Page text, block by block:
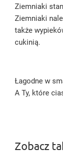
Ziemniaki
Ziemniaki
także
cukinią.
Łagodne w
A Ty, które
Zobacz